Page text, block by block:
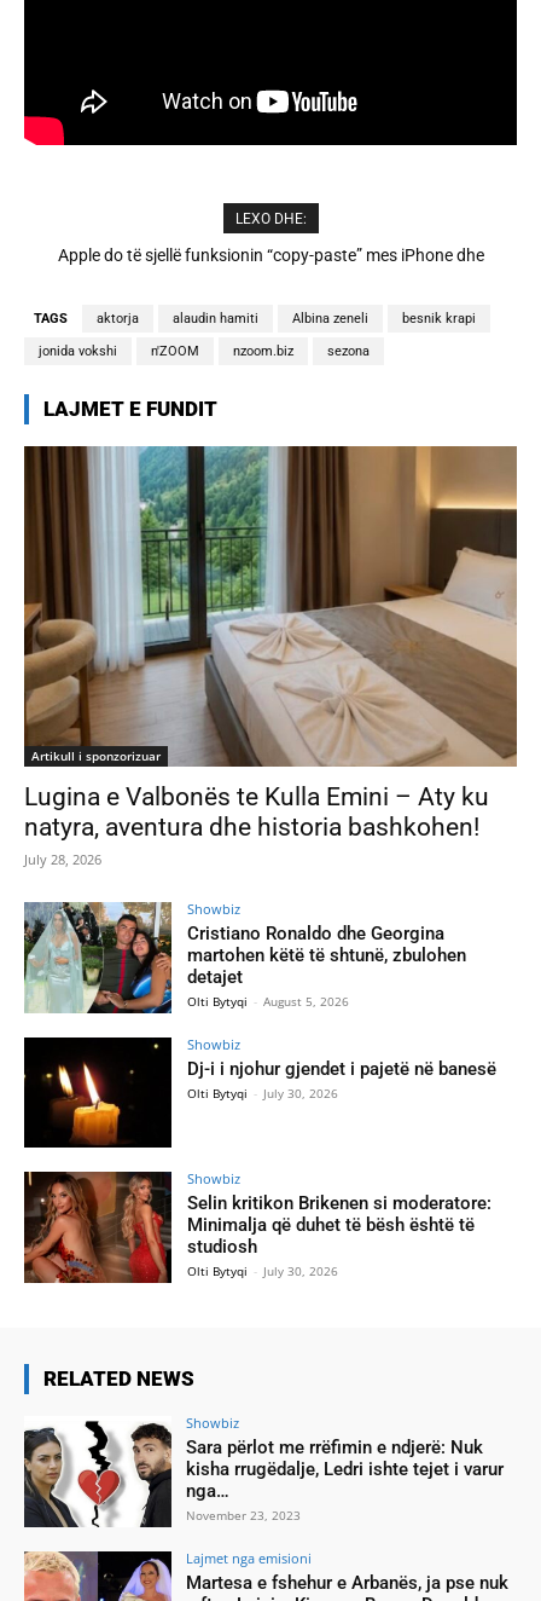
LEXO DHE:
Cristiano Ronaldo dhe Georgina martohen këtë të shtunë,
TAGS aktorja alaudin hamiti Albina zeneli besnik krapi
jonida vokshi n'ZOOM nzoom.biz sezona
LAJMET E FUNDIT
Artikull i sponzorizuar
Lugina e Valbonës te Kulla Emini – Aty ku
natyra, aventura dhe historia bashkohen!
July 28, 2026
Showbiz
Cristiano Ronaldo dhe Georgina
martohen këtë të shtunë, zbulohen
detajet
Olti Bytyqi - August 5, 2026
Showbiz
Dj-i i njohur gjendet i pajetë në banesë
Olti Bytyqi - July 30, 2026
Showbiz
Selin kritikon Brikenen si moderatore:
Minimalja që duhet të bësh është të
studiosh
Olti Bytyqi - July 30, 2026
RELATED NEWS
Showbiz
Sara përlot me rrëfimin e ndjerë: Nuk
kisha rrugëdalje, Ledri ishte tejet i varur
nga…
November 23, 2023
Lajmet nga emisioni
Martesa e fshehur e Arbanës, ja pse nuk